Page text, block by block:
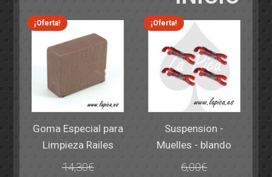
¡Oferta!
Goma Especial para
Limpieza Railes
14,30€
¡Oferta!
Suspension -
Muelles - blando
6,00€